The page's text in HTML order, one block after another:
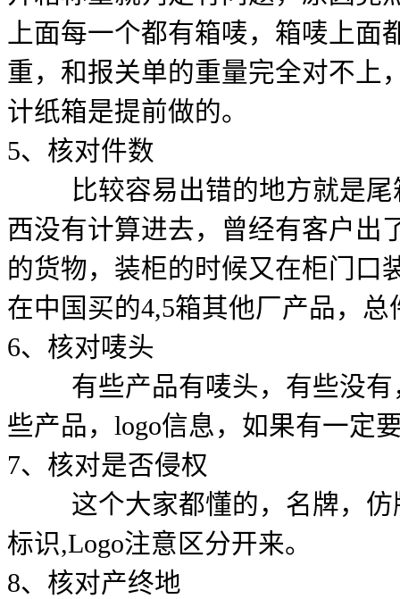
上面每一个都有箱唛，箱唛上面
重，和报关单的重量完全对不上
计纸箱是提前做的。
5、核对件数
比较容易出错的地方就是尾
西没有计算进去，曾经有客户出
的货物，装柜的时候又在柜门口
在中国买的4,5箱其他厂产品，总
6、核对唛头
有些产品有唛头，有些没有
些产品，logo信息，如果有一定
7、核对是否侵权
这个大家都懂的，名牌，仿
标识,Logo注意区分开来。
8、核对产终地